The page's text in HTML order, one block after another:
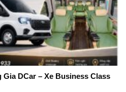
DCar – Xe Business Class